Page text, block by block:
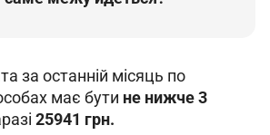
за останній місяць по
має бути не нижче 3
25941 грн.